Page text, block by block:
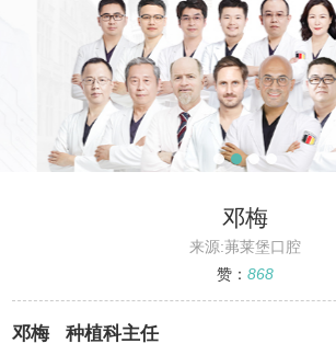
邓梅
来源:茀莱堡口腔
赞： 868
邓梅 种植科主任